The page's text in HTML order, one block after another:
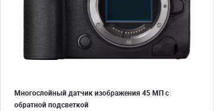
Многослойный датчик изображения 45 МП с
обратной подсветкой